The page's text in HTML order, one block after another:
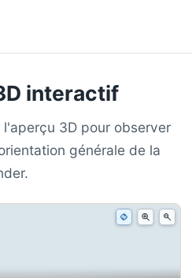
interactif
3D pour observer
générale de la